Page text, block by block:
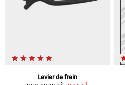
Levier de frein
1